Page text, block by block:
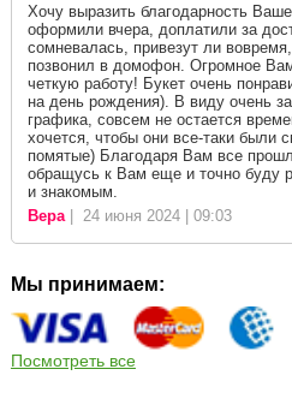
Хочу выразить благодарность
оформили вчера, доплатили за
сомневалась, привезут ли
позвонил в домофон. Огромное
четкую работу! Букет очень
на день рождения). В виду очень
графика, совсем не остается
хочется, чтобы они все-таки были
помятые) Благодаря Вам все
обращусь к Вам еще и точно буду
и знакомым.
Вера| 24 июня 2024 | 09:03
Мы принимаем:
Посмотреть все